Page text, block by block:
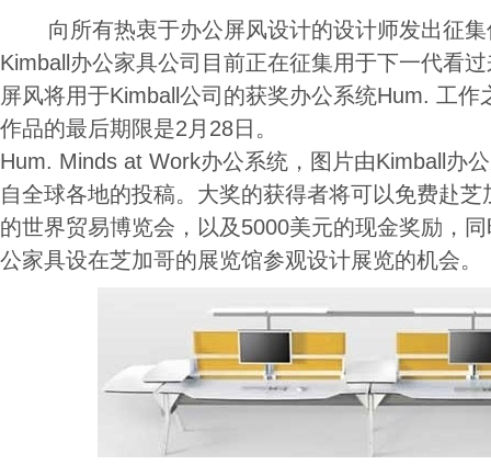
向所有热衷于办公屏风设计的设计师发出征集
Kimball办公家具公司目前正在征集用于下一代看
屏风将用于Kimball公司的获奖办公系统Hum. 工
作品的最后期限是2月28日。
Hum. Minds at Work办公系统，图片由Kimball
自全球各地的投稿。大奖的获得者将可以免费赴
的世界贸易博览会，以及5000美元的现金奖励，
公家具设在芝加哥的展览馆参观设计展览的机会。